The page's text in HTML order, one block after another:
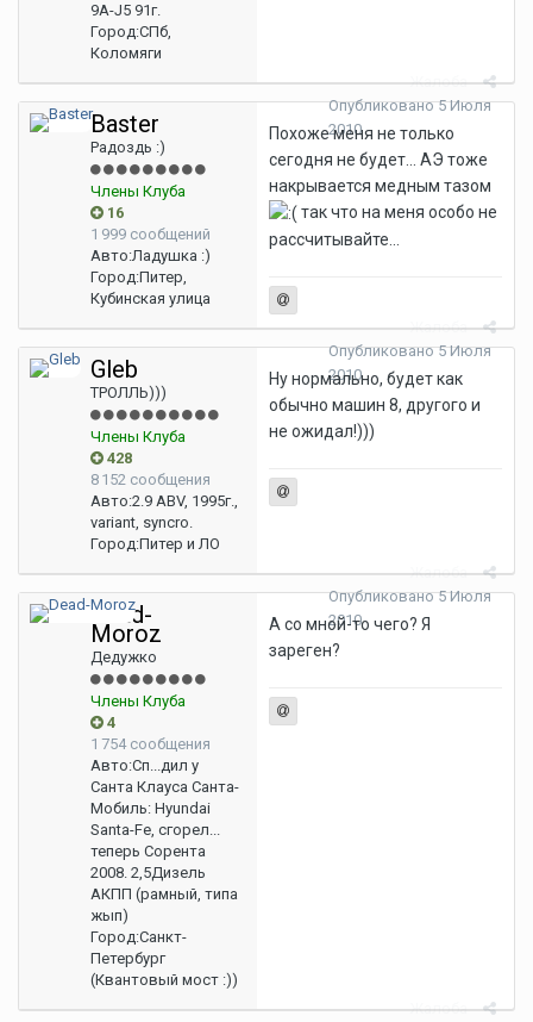
9A-J5 91г.
Город:СПб,
Коломяги
Baster
Радоздь :)
Члены Клуба
16
1 999 сообщений
Авто:Ладушка :)
Город:Питер,
Кубинская улица
Жалоба
Опубликовано5 Июля
2010
Похоже меня не только
сегодня не будет... АЭ тоже
накрывается медным тазом
так что на меня особо не
рассчитывайте...
Gleb
ТРОЛЛЬ)))
Члены Клуба
428
8 152 сообщения
Авто:2.9 ABV, 1995г.,
variant, syncro.
Город:Питер и ЛО
Жалоба
Опубликовано5 Июля
2010
Ну нормально, будет как
обычно машин 8, другого и
не ожидал!)))
Dead-
Moroz
Дедужко
Члены Клуба
4
1 754 сообщения
Авто:Сп...дил у
Санта Клауса Санта-
Мобиль: Hyundai
Santa-Fe, сгорел...
теперь Сорента
2008. 2,5Дизель
АКПП (рамный, типа
жып)
Город:Санкт-
Петербург
(Квантовый мост :))
Жалоба
Опубликовано5 Июля
2010
А со мной-то чего? Я
зареген?
Жалоба